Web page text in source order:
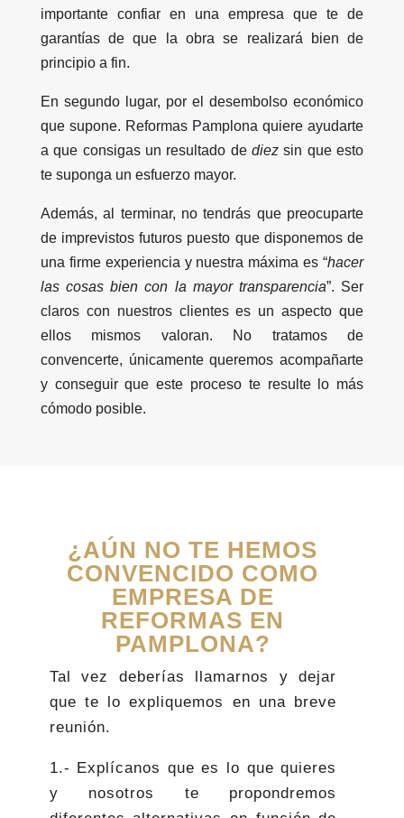
importante confiar en una empresa que te de
garantías de que la obra se realizará bien de
principio a fin.
En segundo lugar, por el desembolso económico
que supone. Reformas Pamplona quiere ayudarte
a que consigas un resultado dediez sin que esto
te suponga un esfuerzo mayor.
Además, al terminar, no tendrás que preocuparte
de imprevistos futuros puesto que disponemos de
una firme experiencia y nuestra máxima es “hacer
las cosas bien con la mayor transparencia”. Ser
claros con nuestros clientes es un aspecto que
ellos mismos valoran. No tratamos de
convencerte, únicamente queremos acompañarte
y conseguir que este proceso te resulte lo más
cómodo posible.
¿AÚN NO TE HEMOS
CONVENCIDO COMO
EMPRESA DE
REFORMAS EN
PAMPLONA?
Tal vez deberías llamarnos y dejar
que te lo expliquemos en una breve
reunión.
1.- Explícanos que es lo que quieres
y nosotros te propondremos